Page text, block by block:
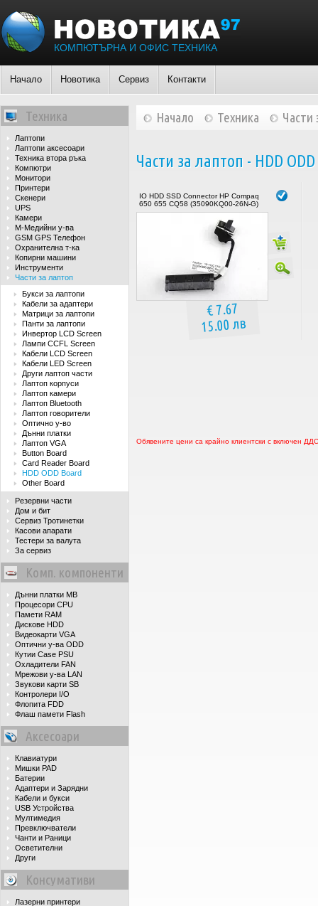
КОМПЮТЪРНА И ОФИС ТЕХНИКА
Начало Новотика Сервиз Контакти
Техника
Лаптопи
Лаптопи аксесоари
Техника втора ръка
Компютри
Монитори
Принтери
Скенери
UPS
Камери
М-Медийни у-ва
GSM GPS Телефон
Охранителна т-ка
Копирни машини
Инструменти
Части за лаптоп
Букси за лаптопи
Кабели за адаптери
Матрици за лаптопи
Панти за лаптопи
Инвертор LCD Screen
Лампи CCFL Screen
Кабели LCD Screen
Кабели LED Screen
Други лаптоп части
Лаптоп корпуси
Лаптоп камери
Лаптоп Bluetooth
Лаптоп говорители
Оптично у-во
Дънни платки
Лаптоп VGA
Button Board
Card Reader Board
HDD ODD Board
Other Board
Резервни части
Дом и бит
Сервиз Тротинетки
Касови апарати
Тестери за валута
За сервиз
Комп. компоненти
Дънни платки MB
Процесори CPU
Памети RAM
Дискове HDD
Видеокарти VGA
Оптични у-ва ODD
Кутии Case PSU
Охладители FAN
Мрежови у-ва LAN
Звукови карти SB
Контролери I/O
Флопита FDD
Флаш памети Flash
Аксесоари
Клавиатури
Мишки PAD
Батерии
Адаптери и Зарядни
Кабели и букси
USB Устройства
Мултимедия
Превключватели
Чанти и Раници
Осветителни
Други
Консумативи
Лазерни принтери
Начало Техника Части
Части за лаптоп - HDD
IO HDD SSD Connector HP Compaq
650 655 CQ58 (35090KQ00-26N-G)
€ 7.67
15.00 лв
Обявените цени са крайно клиентски с включен ДДС